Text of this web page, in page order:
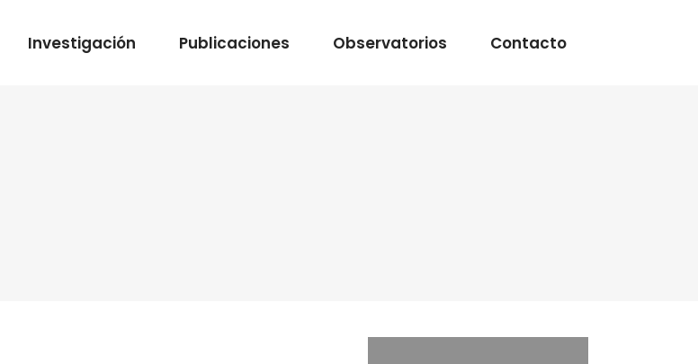
Investigación Publicaciones Observatorios Contacto